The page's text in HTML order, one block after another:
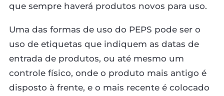
que sempre haverá produtos novos para uso.
Uma das formas de uso do PEPS pode ser o
uso de etiquetas que indiquem as datas de
entrada de produtos, ou até mesmo um
controle físico, onde o produto mais antigo é
disposto à frente, e o mais recente é colocado